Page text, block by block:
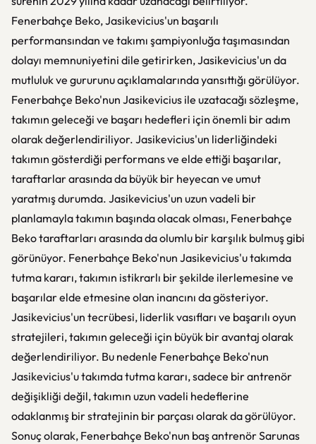
Fenerbahçe Beko, Jasikevicius'un başarılı
performansından ve takımı şampiyonluğa taşımasından
dolayı memnuniyetini dile getirirken, Jasikevicius'un da
mutluluk ve gururunu açıklamalarında yansıttığı görülüyor.
Fenerbahçe Beko'nun Jasikevicius ile uzatacağı sözleşme,
takımın geleceği ve başarı hedefleri için önemli bir adım
olarak değerlendiriliyor. Jasikevicius'un liderliğindeki
takımın gösterdiği performans ve elde ettiği başarılar,
taraftarlar arasında da büyük bir heyecan ve umut
yaratmış durumda. Jasikevicius'un uzun vadeli bir
planlamayla takımın başında olacak olması, Fenerbahçe
Beko taraftarları arasında da olumlu bir karşılık bulmuş gibi
görünüyor. Fenerbahçe Beko'nun Jasikevicius'u takımda
tutma kararı, takımın istikrarlı bir şekilde ilerlemesine ve
başarılar elde etmesine olan inancını da gösteriyor.
Jasikevicius'un tecrübesi, liderlik vasıfları ve başarılı oyun
stratejileri, takımın geleceği için büyük bir avantaj olarak
değerlendiriliyor. Bu nedenle Fenerbahçe Beko'nun
Jasikevicius'u takımda tutma kararı, sadece bir antrenör
değişikliği değil, takımın uzun vadeli hedeflerine
odaklanmış bir stratejinin bir parçası olarak da görülüyor.
Sonuç olarak, Fenerbahçe Beko'nun baş antrenör Sarunas